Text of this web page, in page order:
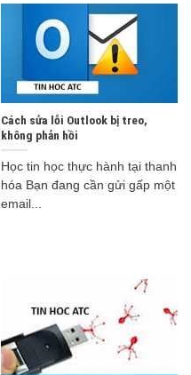
Cách sửa lỗi Outlook bị treo,
không phản hồi
Học tin học thực hành tại thanh
hóa Bạn đang cần gửi gấp một
email...